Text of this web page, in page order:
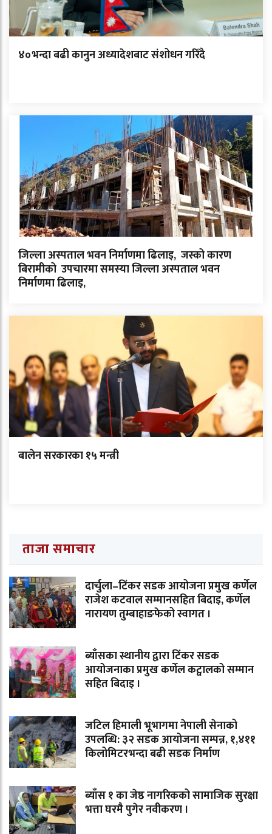
४०भन्दा बढी कानुन अध्यादेशबाट संशोधन गरिँदै
जिल्ला अस्पताल भवन निर्माणमा ढिलाइ, जस्को कारण
बिरामीको उपचारमा समस्या जिल्ला अस्पताल भवन
निर्माणमा ढिलाइ,
बालेन सरकारका १५ मन्त्री
ताजा समाचार
दार्चुला–टिंकर सडक आयोजना प्रमुख कर्णेल
राजेश कटवाल सम्मानसहित बिदाइ, कर्णेल
नारायण तुम्बाहाङफेको स्वागत ।
ब्याँसका स्थानीय द्वारा टिंकर सडक
आयोजनाका प्रमुख कर्णेल कट्वालको सम्मान
सहित बिदाइ ।
जटिल हिमाली भूभागमा नेपाली सेनाको
उपलब्धि: ३२ सडक आयोजना सम्पन्न, १,४११
किलोमिटरभन्दा बढी सडक निर्माण
ब्याँस १ का जेष्ठ नागरिकको सामाजिक सुरक्षा
भत्ता घरमै पुगेर नवीकरण ।